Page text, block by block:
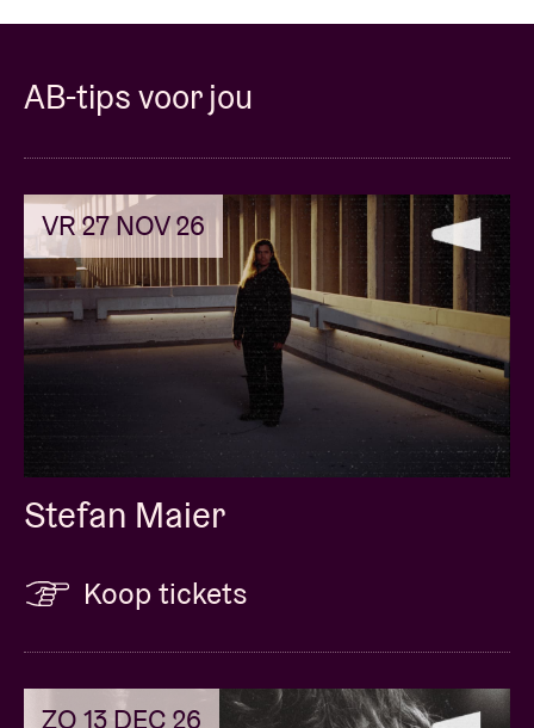
AB-tips voor jou
VR 27 NOV 26
Stefan Maier
Koop tickets
ZO 13 DEC 26